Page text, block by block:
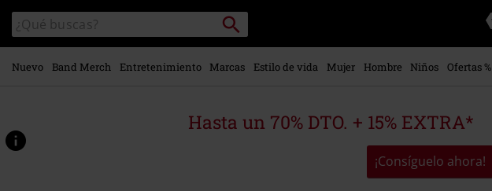
contenido
principal
Buscar
en
el
catálogo
Buscar
Nuevo Band Merch Entretenimiento Marcas Estilo de vida Mujer Hombre Niños Ofertas %
Hasta un 70% DTO. + 15% EXTRA*
¡Consíguelo ahora!